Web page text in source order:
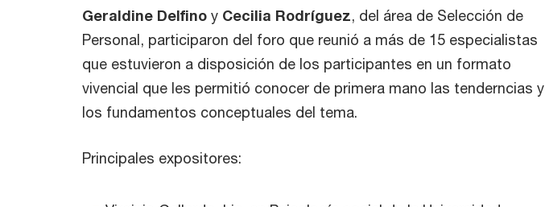
Geraldine Delfino y Cecilia Rodríguez, del área de Selección de
Personal, participaron del foro que reunió a más de 15 especialistas
que estuvieron a disposición de los participantes en un formato
vivencial que les permitió conocer de primera mano las tenderncias y
los fundamentos conceptuales del tema.
Principales expositores: